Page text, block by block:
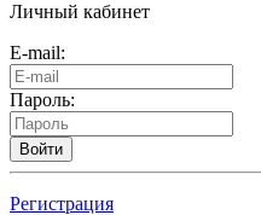
Личный кабинет
E-mail:
Пароль:
Войти
Регистрация